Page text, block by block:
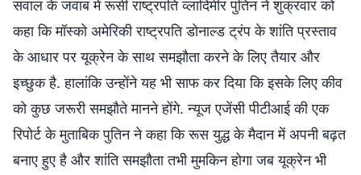
सवाल के जवाब में रूसी राष्ट्रपति व्लादिमीर पुतिन ने शुक्रवार को
कहा कि मॉस्को अमेरिकी राष्ट्रपति डोनाल्ड ट्रंप के शांति प्रस्ताव
के आधार पर यूक्रेन के साथ समझौता करने के लिए तैयार और
इच्छुक है. हालांकि उन्होंने यह भी साफ कर दिया कि इसके लिए कीव
को कुछ जरूरी समझौते मानने होंगे. न्यूज एजेंसी पीटीआई की एक
रिपोर्ट के मुताबिक पुतिन ने कहा कि रूस युद्ध के मैदान में अपनी बढ़त
बनाए हुए है और शांति समझौता तभी मुमकिन होगा जब यूक्रेन भी